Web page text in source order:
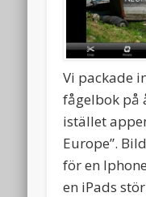
Vi packade
fågelbok på
istället
Europe”.
för en
en iPads